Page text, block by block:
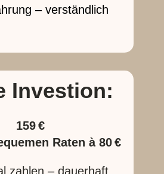
– verständlich
Investion:
159 €
Raten à 80 €
zahlen – dauerhaft